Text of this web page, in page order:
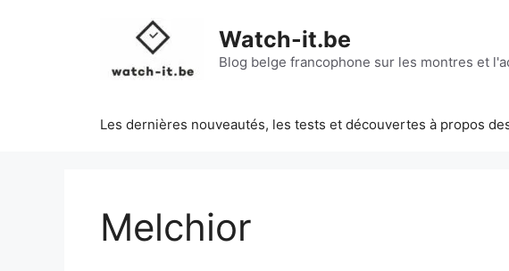
Watch-it.be
Blog belge francophone sur les montres et
Les dernières nouveautés, les tests et découvertes à propos
Melchior